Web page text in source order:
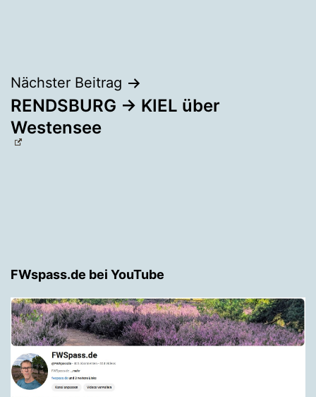
Beitragsnavigation
Nächster Beitrag
RENDSBURG → KIEL über
Westensee
FWspass.de bei YouTube